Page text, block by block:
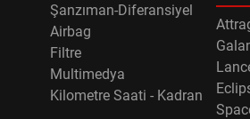
Şanzıman-Diferansiyel
Airbag
Filtre
Multimedya
Kilometre Saati - Kadran